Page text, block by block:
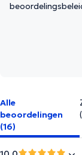
Alle
beoordelingen
(16)